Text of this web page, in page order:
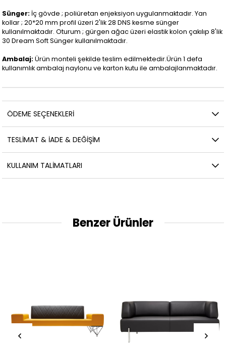
Sünger: İç gövde ; poliüretan enjeksiyon uygulanmaktadır. Yan
kollar ; 20*20 mm profil üzeri 2'lik 28 DNS kesme sünger
kullanılmaktadır. Oturum ; gürgen ağac üzeri elastik kolon çakılıp 8'lik
30 Dream Soft Sünger kullanılmaktadır.
Ambalaj:Ürün monteli şekilde teslim edilmektedir.Ürün 1 defa
kullanımlık ambalaj naylonu ve karton kutu ile ambalajlanmaktadır.
ÖDEME SEÇENEKLERI
TESLİMAT & İADE & DEĞİŞİM
KULLANIM TALİMATLARI
Benzer Ürünler